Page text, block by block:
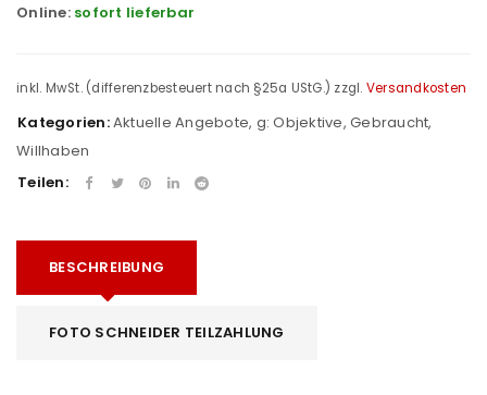
Online: sofort lieferbar
inkl. MwSt. (differenzbesteuert nach §25a UStG.) zzgl. Versandkosten
Kategorien:Aktuelle Angebote, g: Objektive, Gebraucht,
Willhaben
Teilen:
BESCHREIBUNG
FOTO SCHNEIDER TEILZAHLUNG